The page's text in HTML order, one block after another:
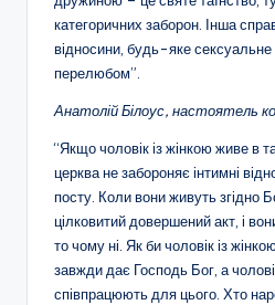
категоричних заборон. Інша
відносини, будь-яке
перелюбом”.
Анатолій Білоус, настоятель
“Якщо чоловік із жінкою живе в
церква не забороняє інтимні
посту. Коли вони живуть згідно
цілковитий довершений акт, і
то чому ні. Як би чоловік із
завжди дає Господь Бог, а
співпрацюють для цього. Хто